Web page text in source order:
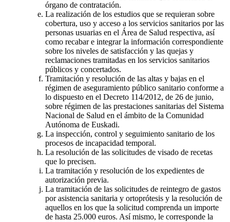
órgano de contratación.
La realización de los estudios que se requieran sobre
cobertura, uso y acceso a los servicios sanitarios por las
personas usuarias en el Área de Salud respectiva, así
como recabar e integrar la información correspondiente
sobre los niveles de satisfacción y las quejas y
reclamaciones tramitadas en los servicios sanitarios
públicos y concertados.
Tramitación y resolución de las altas y bajas en el
régimen de aseguramiento público sanitario conforme a
lo dispuesto en el Decreto 114/2012, de 26 de junio,
sobre régimen de las prestaciones sanitarias del Sistema
Nacional de Salud en el ámbito de la Comunidad
Autónoma de Euskadi.
La inspección, control y seguimiento sanitario de los
procesos de incapacidad temporal.
La resolución de las solicitudes de visado de recetas
que lo precisen.
La tramitación y resolución de los expedientes de
autorización previa.
La tramitación de las solicitudes de reintegro de gastos
por asistencia sanitaria y ortoprótesis y la resolución de
aquellos en los que la solicitud comprenda un importe
de hasta 25.000 euros. Así mismo, le corresponde la